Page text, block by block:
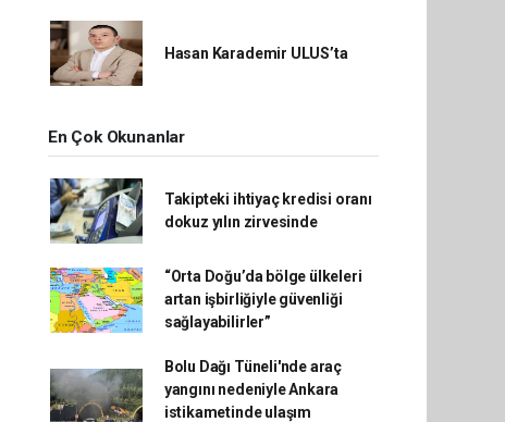
Hasan Karademir ULUS’ta
En Çok Okunanlar
Takipteki ihtiyaç kredisi oranı
dokuz yılın zirvesinde
“Orta Doğu’da bölge ülkeleri
artan işbirliğiyle güvenliği
sağlayabilirler”
Bolu Dağı Tüneli'nde araç
yangını nedeniyle Ankara
istikametinde ulaşım